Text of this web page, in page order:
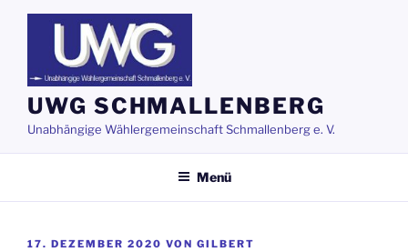
Zum
springen
UWG SCHMALLENBERG
Unabhängige Wählergemeinschaft Schmallenberg e. V.
Menü
VERÖFFENTLICHT
17. DEZEMBER 2020 VON GILBERT